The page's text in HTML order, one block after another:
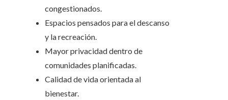
congestionados.
Espacios pensados para el descanso
y la recreación.
Mayor privacidad dentro de
comunidades planificadas.
Calidad de vida orientada al
bienestar.